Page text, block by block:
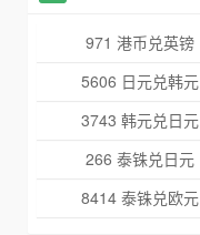
971 港币兑英镑
5606 日元兑韩元
3743 韩元兑日元
266 泰铢兑日元
8414 泰铢兑欧元